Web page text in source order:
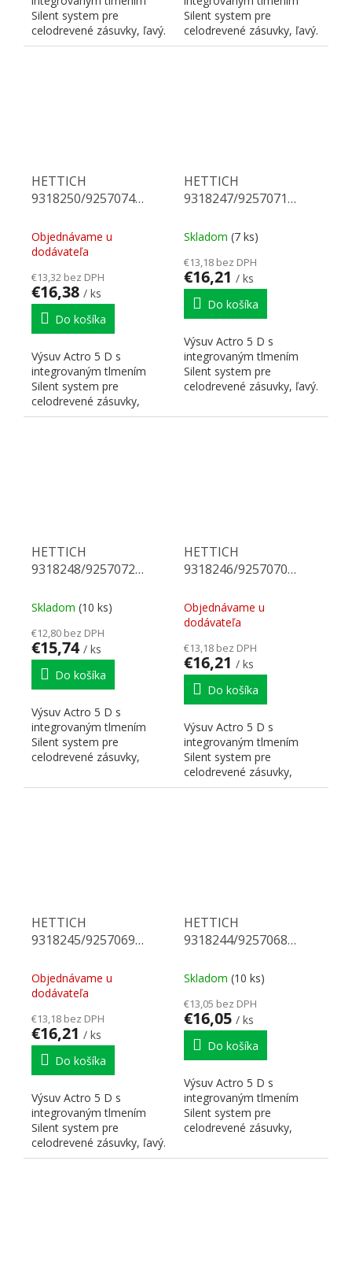
Silent system pre
celodrevené zásuvky, ľavý.
Nosnosť 40 kg, dĺžka 480
Silent system pre
celodrevené zásuvky, ľavý.
Nosnosť 40 kg, dĺžka 420
HETTICH
9318250/9257074
40 kg SiSy P
Objednávame u
dodávateľa
€13,32 bez DPH
€16,38 / ks
Do košíka
Výsuv Actro 5 D s
integrovaným tlmením
Silent system pre
celodrevené zásuvky,
pravý. Nosnosť 40 kg,
HETTICH
9318247/9257071
40 kg SiSy L
Skladom (7 ks)
€13,18 bez DPH
€16,21 / ks
Do košíka
Výsuv Actro 5 D s
integrovaným tlmením
Silent system pre
celodrevené zásuvky, ľavý.
mm. Na...
HETTICH
9318248/9257072
40 kg SiSy P
Skladom (10 ks)
€12,80 bez DPH
€15,74 / ks
Do košíka
Výsuv Actro 5 D s
integrovaným tlmením
Silent system pre
celodrevené zásuvky,
dĺžka 400 mm. Na...
HETTICH
9318246/9257070
40 kg SiSy P
Objednávame u
dodávateľa
€13,18 bez DPH
€16,21 / ks
Do košíka
Výsuv Actro 5 D s
integrovaným tlmením
Silent system pre
celodrevené zásuvky,
pravý. Nosnosť 40 kg,
HETTICH
9318245/9257069
40 kg SiSy L
Objednávame u
dodávateľa
€13,18 bez DPH
€16,21 / ks
Do košíka
Výsuv Actro 5 D s
integrovaným tlmením
Silent system pre
celodrevené zásuvky, ľavý.
Nosnosť 40 kg, dĺžka 380
HETTICH
9318244/9257068
40 kg SiSy P
Skladom (10 ks)
€13,05 bez DPH
€16,05 / ks
Do košíka
Výsuv Actro 5 D s
integrovaným tlmením
Silent system pre
celodrevené zásuvky,
dĺžka 350 mm. Na...